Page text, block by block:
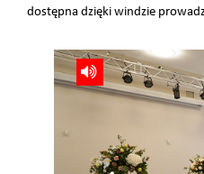
dostępna dzięki windzie